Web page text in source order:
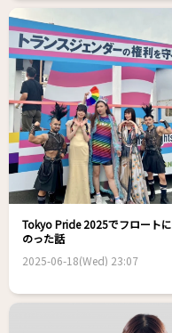
Tokyo Pride 2025でフロートに
のった話
2025-06-18(Wed) 23:07